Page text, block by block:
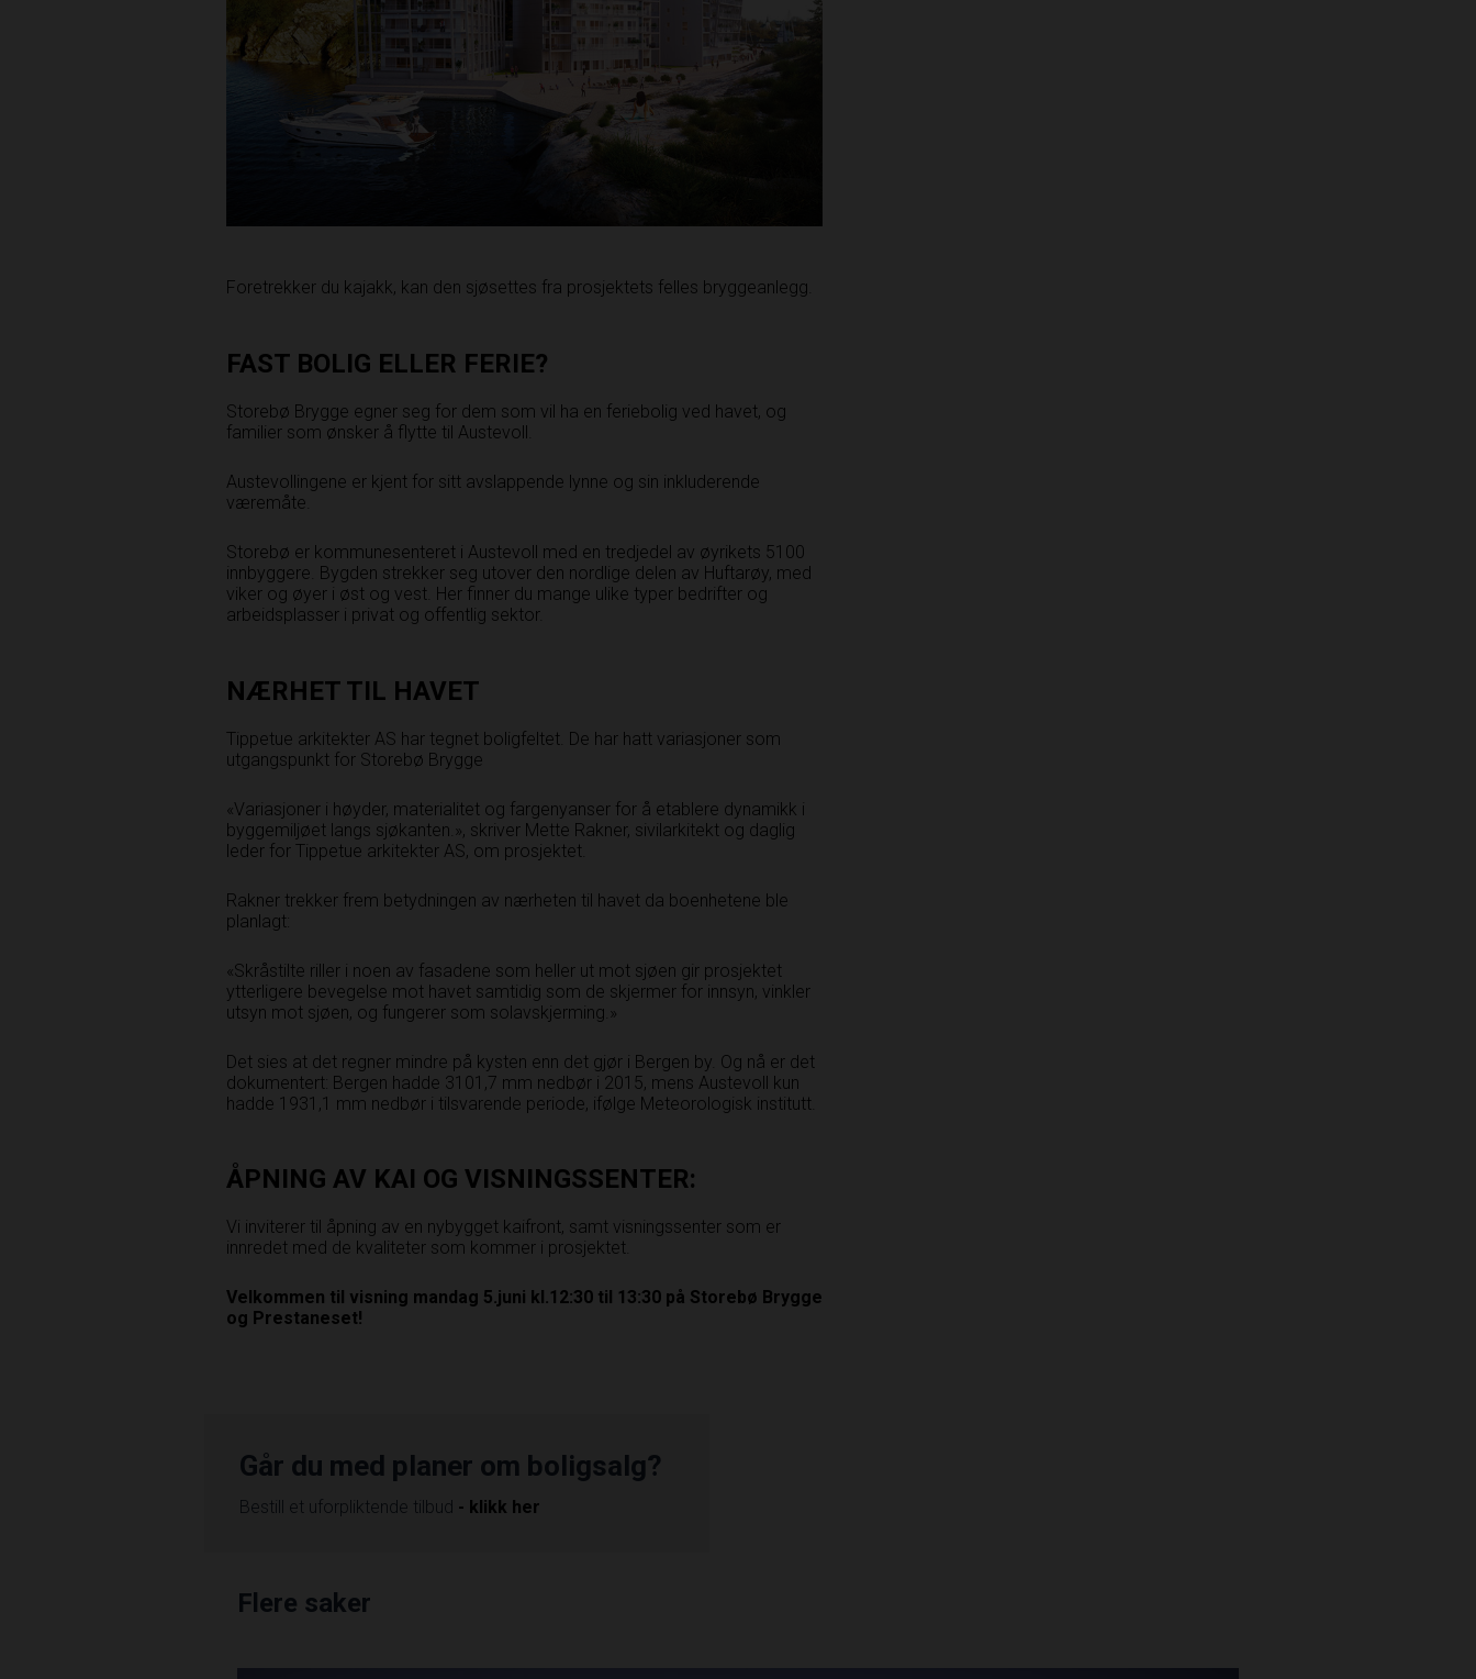
Foretrekker du kajakk, kan den sjøsettes fra prosjektets felles bryggeanlegg.
FAST BOLIG ELLER FERIE?
Storebø Brygge egner seg for dem som vil ha en feriebolig ved havet, og
familier som ønsker å flytte til Austevoll.
Austevollingene er kjent for sitt avslappende lynne og sin inkluderende
væremåte.
Storebø er kommunesenteret i Austevoll med en tredjedel av øyrikets 5100
innbyggere. Bygden strekker seg utover den nordlige delen av Huftarøy, med
viker og øyer i øst og vest. Her finner du mange ulike typer bedrifter og
arbeidsplasser i privat og offentlig sektor.
NÆRHET TIL HAVET
Tippetue arkitekter AS har tegnet boligfeltet. De har hatt variasjoner som
utgangspunkt for Storebø Brygge
«Variasjoner i høyder, materialitet og fargenyanser for å etablere dynamikk i
byggemiljøet langs sjøkanten.», skriver Mette Rakner, sivilarkitekt og daglig
leder for Tippetue arkitekter AS, om prosjektet.
Rakner trekker frem betydningen av nærheten til havet da boenhetene ble
planlagt:
«Skråstilte riller i noen av fasadene som heller ut mot sjøen gir prosjektet
ytterligere bevegelse mot havet samtidig som de skjermer for innsyn, vinkler
utsyn mot sjøen, og fungerer som solavskjerming.»
Det sies at det regner mindre på kysten enn det gjør i Bergen by. Og nå er det
dokumentert: Bergen hadde 3101,7 mm nedbør i 2015, mens Austevoll kun
hadde 1931,1 mm nedbør i tilsvarende periode, ifølge Meteorologisk institutt.
ÅPNING AV KAI OG VISNINGSSENTER:
Vi inviterer til åpning av en nybygget kaifront, samt visningssenter som er
innredet med de kvaliteter som kommer i prosjektet.
Velkommen til visning mandag 5.juni kl.12:30 til 13:30 på Storebø Brygge
og Prestaneset!
Går du med planer om boligsalg?
Bestill et uforpliktende tilbud - klikk her
Flere saker